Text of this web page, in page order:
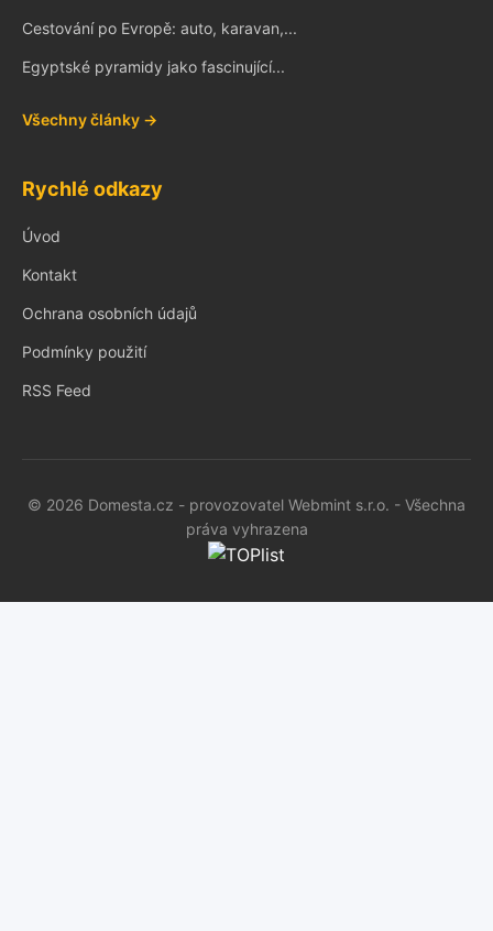
Cestování po Evropě: auto, karavan,...
Egyptské pyramidy jako fascinující...
Všechny články →
Rychlé odkazy
Úvod
Kontakt
Ochrana osobních údajů
Podmínky použití
RSS Feed
© 2026 Domesta.cz - provozovatel Webmint s.r.o. - Všechna
práva vyhrazena